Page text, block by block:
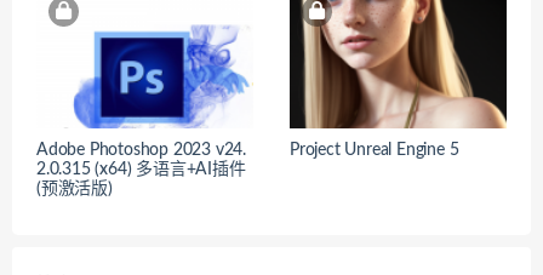
Adobe Photoshop 2023 v24.
2.0.315 (x64) 多语言+AI插件
(预激活版)
Project Unreal Engine 5